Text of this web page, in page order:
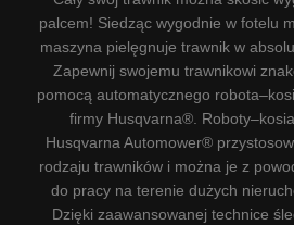
palcem! Siedząc wygodnie w fotelu
maszyna pielęgnuje trawnik w
Zapewnij swojemu trawnikowi
pomocą automatycznego
firmy Husqvarna®.
Husqvarna Automower®
rodzaju trawników i można je z
do pracy na terenie dużych
Dzięki zaawansowanej technice